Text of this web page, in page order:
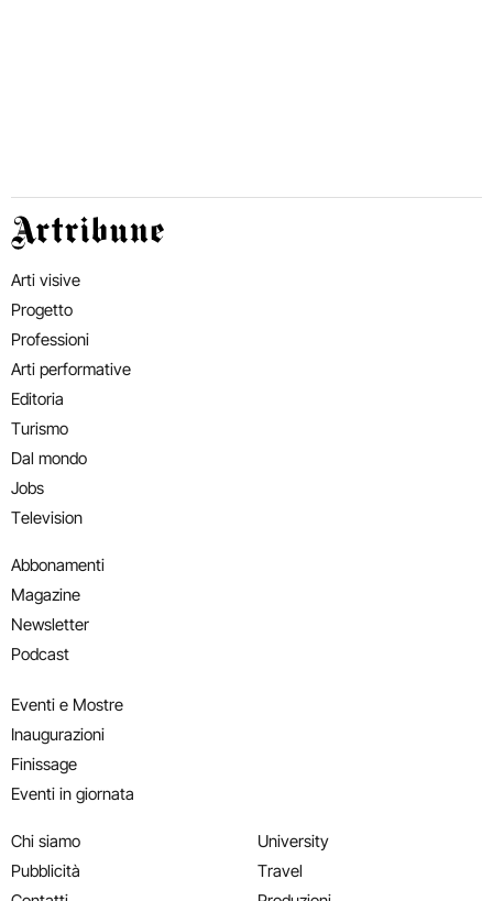
Artribune
Arti visive
Progetto
Professioni
Arti performative
Editoria
Turismo
Dal mondo
Jobs
Television
Abbonamenti
Magazine
Newsletter
Podcast
Eventi e Mostre
Inaugurazioni
Finissage
Eventi in giornata
Chi siamo
Pubblicità
University
Travel